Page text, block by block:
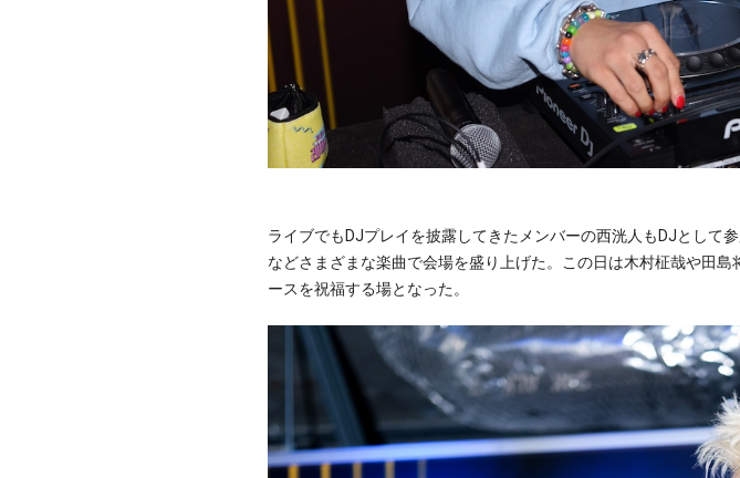
ライブでもDJプレイを披露してきたメンバーの西洸人もDJとして
などさまざまな楽曲で会場を盛り上げた。この日は木村柾哉や田
ースを祝福する場となった。